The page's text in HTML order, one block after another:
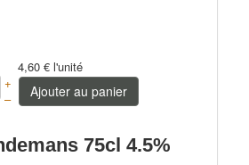
4,60 € l'unité
+
–
Ajouter au panier
75cl 4.5%